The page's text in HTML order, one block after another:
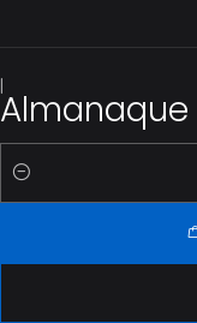
|
Quantidade